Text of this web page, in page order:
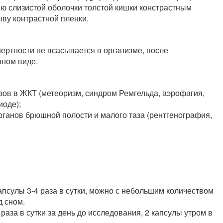
оболочки толстой кишки констрастным
контрастной пленки.
не всасывается в организме, после
виде.
в ЖКТ (метеоризм, синдром Ремгельда, аэрофагия,
брюшной полости и малого таза (рентгенография,
3-4 раза в сутки, можно с небольшим количеством
сном.
в сутки за день до исследования, 2 капсулы утром в